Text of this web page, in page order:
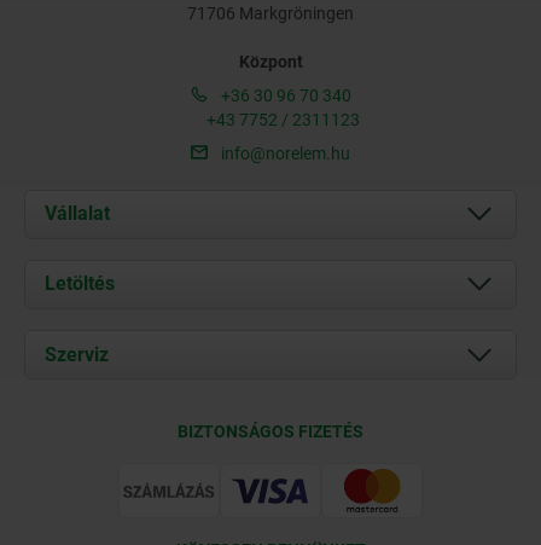
71706 Markgröningen
Központ
+36 30 96 70 340
+43 7752 / 2311123
info@norelem.hu
Vállalat
Rólunk
Kapcsolat
Letöltés
Documents
Szerviz
BIZTONSÁGOS FIZETÉS